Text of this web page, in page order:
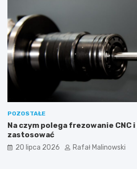
POZOSTAŁE
Na czym polega frezowanie CNC
zastosować
20 lipca 2026 Rafał Malinowski